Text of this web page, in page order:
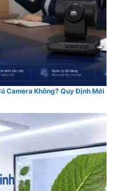
Camera Không? Quy Định Mới